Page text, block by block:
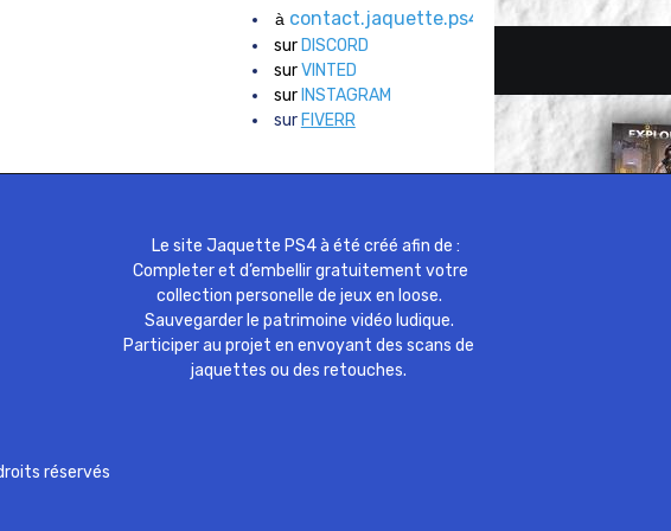
à contact.jaquette.ps4@gmail.com
sur DISCORD
surVINTED
sur INSTAGRAM
sur FIVERR
Le site Jaquette PS4 à été créé afin de :
Completer et d’embellir gratuitement votre
collection personelle de jeux en loose.
Sauvegarder le patrimoine vidéo ludique.
Participer au projet en envoyant des scans de
jaquettes ou des retouches.
réservés